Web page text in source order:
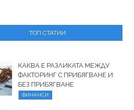
ТОП СТАТИИ
КАКВА Е РАЗЛИКАТА МЕЖДУ
ФАКТОРИНГ С ПРИБЯГВАНЕ И
БЕЗ ПРИБЯГВАНЕ
ФИНАНСИ